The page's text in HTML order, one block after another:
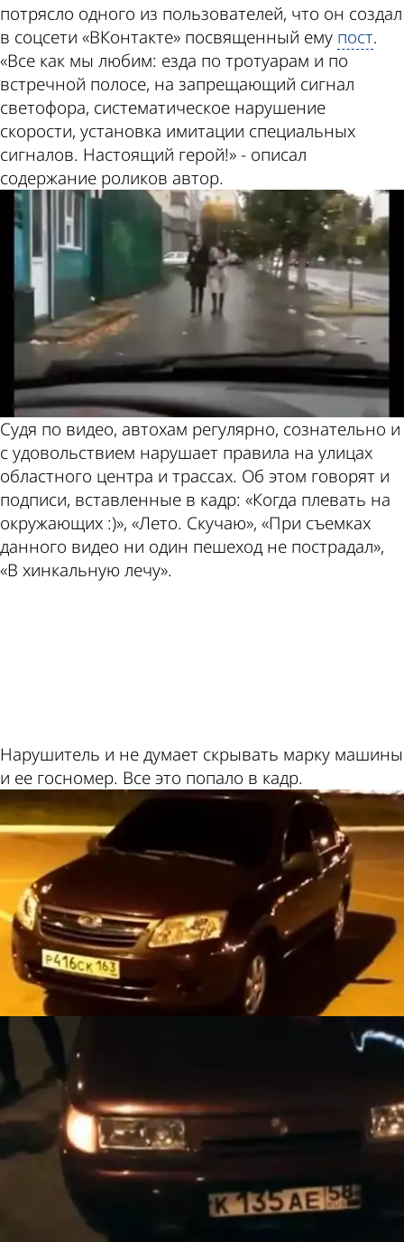
потрясло одного из пользователей, что он создал
в соцсети «ВКонтакте» посвященный ему пост.
«Все как мы любим: езда по тротуарам и по
встречной полосе, на запрещающий сигнал
светофора, систематическое нарушение
скорости, установка имитации специальных
сигналов. Настоящий герой!» - описал
содержание роликов автор.
Судя по видео, автохам регулярно, сознательно и
с удовольствием нарушает правила на улицах
областного центра и трассах. Об этом говорят и
подписи, вставленные в кадр: «Когда плевать на
окружающих :)», «Лето. Скучаю», «При съемках
данного видео ни один пешеход не пострадал»,
«В хинкальную лечу».
Нарушитель и не думает скрывать марку машины
и ее госномер. Все это попало в кадр.